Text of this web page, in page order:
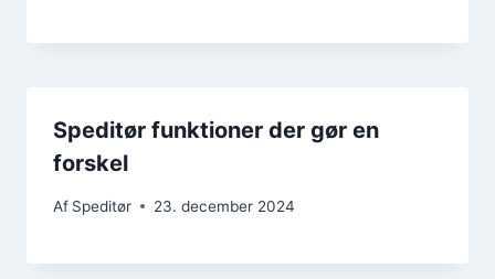
Speditør funktioner der gør en
forskel
Af Speditør 23. december 2024